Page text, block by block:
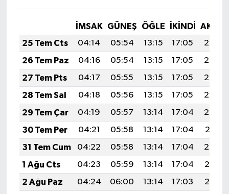
İMSAK GÜNEŞ ÖĞLE İKINDI
25 Tem Cts
04:14 05:54 13:15 17:05
20:26
26 Tem Paz
04:16 05:54 13:15 17:05
20:25
27 Tem Pts
04:17 05:55 13:15 17:05
20:24
28 Tem Sal
04:18 05:56 13:15 17:05
20:23
29 Tem Çar
04:19 05:57 13:14 17:04
20:22
30 Tem Per
04:21 05:58 13:14 17:04
20:21
31 Tem Cum
04:22 05:58 13:14 17:04
20:20
1 Ağu Cts
04:23 05:59 13:14 17:04
20:19
2 Ağu Paz
04:24 06:00 13:14 17:03
20:19